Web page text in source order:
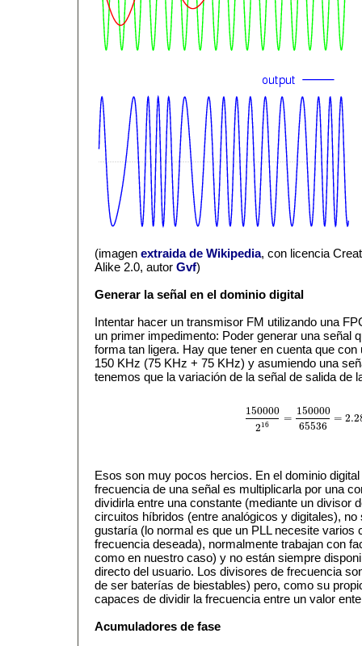
(imagen extraida de Wikipedia, con licencia
Alike 2.0, autor Gvf)
Generar la señal en el dominio digital
Intentar hacer un transmisor FM utilizando una
un primer impedimento: Poder generar una señal
forma tan ligera. Hay que tener en cuenta que
150 KHz (75 KHz + 75 KHz) y asumiendo una
tenemos que la variación de la señal de salida de
150000
216 =
150000
65536
=
1500002 16= 15000065536=
Esos son muy pocos hercios. En el dominio
frecuencia de una señal es multiplicarla por una
dividirla entre una constante (mediante un divisor
circuitos híbridos (entre analógicos y digitales), no
gustaría (lo normal es que un PLL necesite varios
frecuencia deseada), normalmente trabajan con
como en nuestro caso) y no están siempre
directo del usuario. Los divisores de frecuencia
de ser baterías de biestables) pero, como su
capaces de dividir la frecuencia entre un valor
Acumuladores de fase